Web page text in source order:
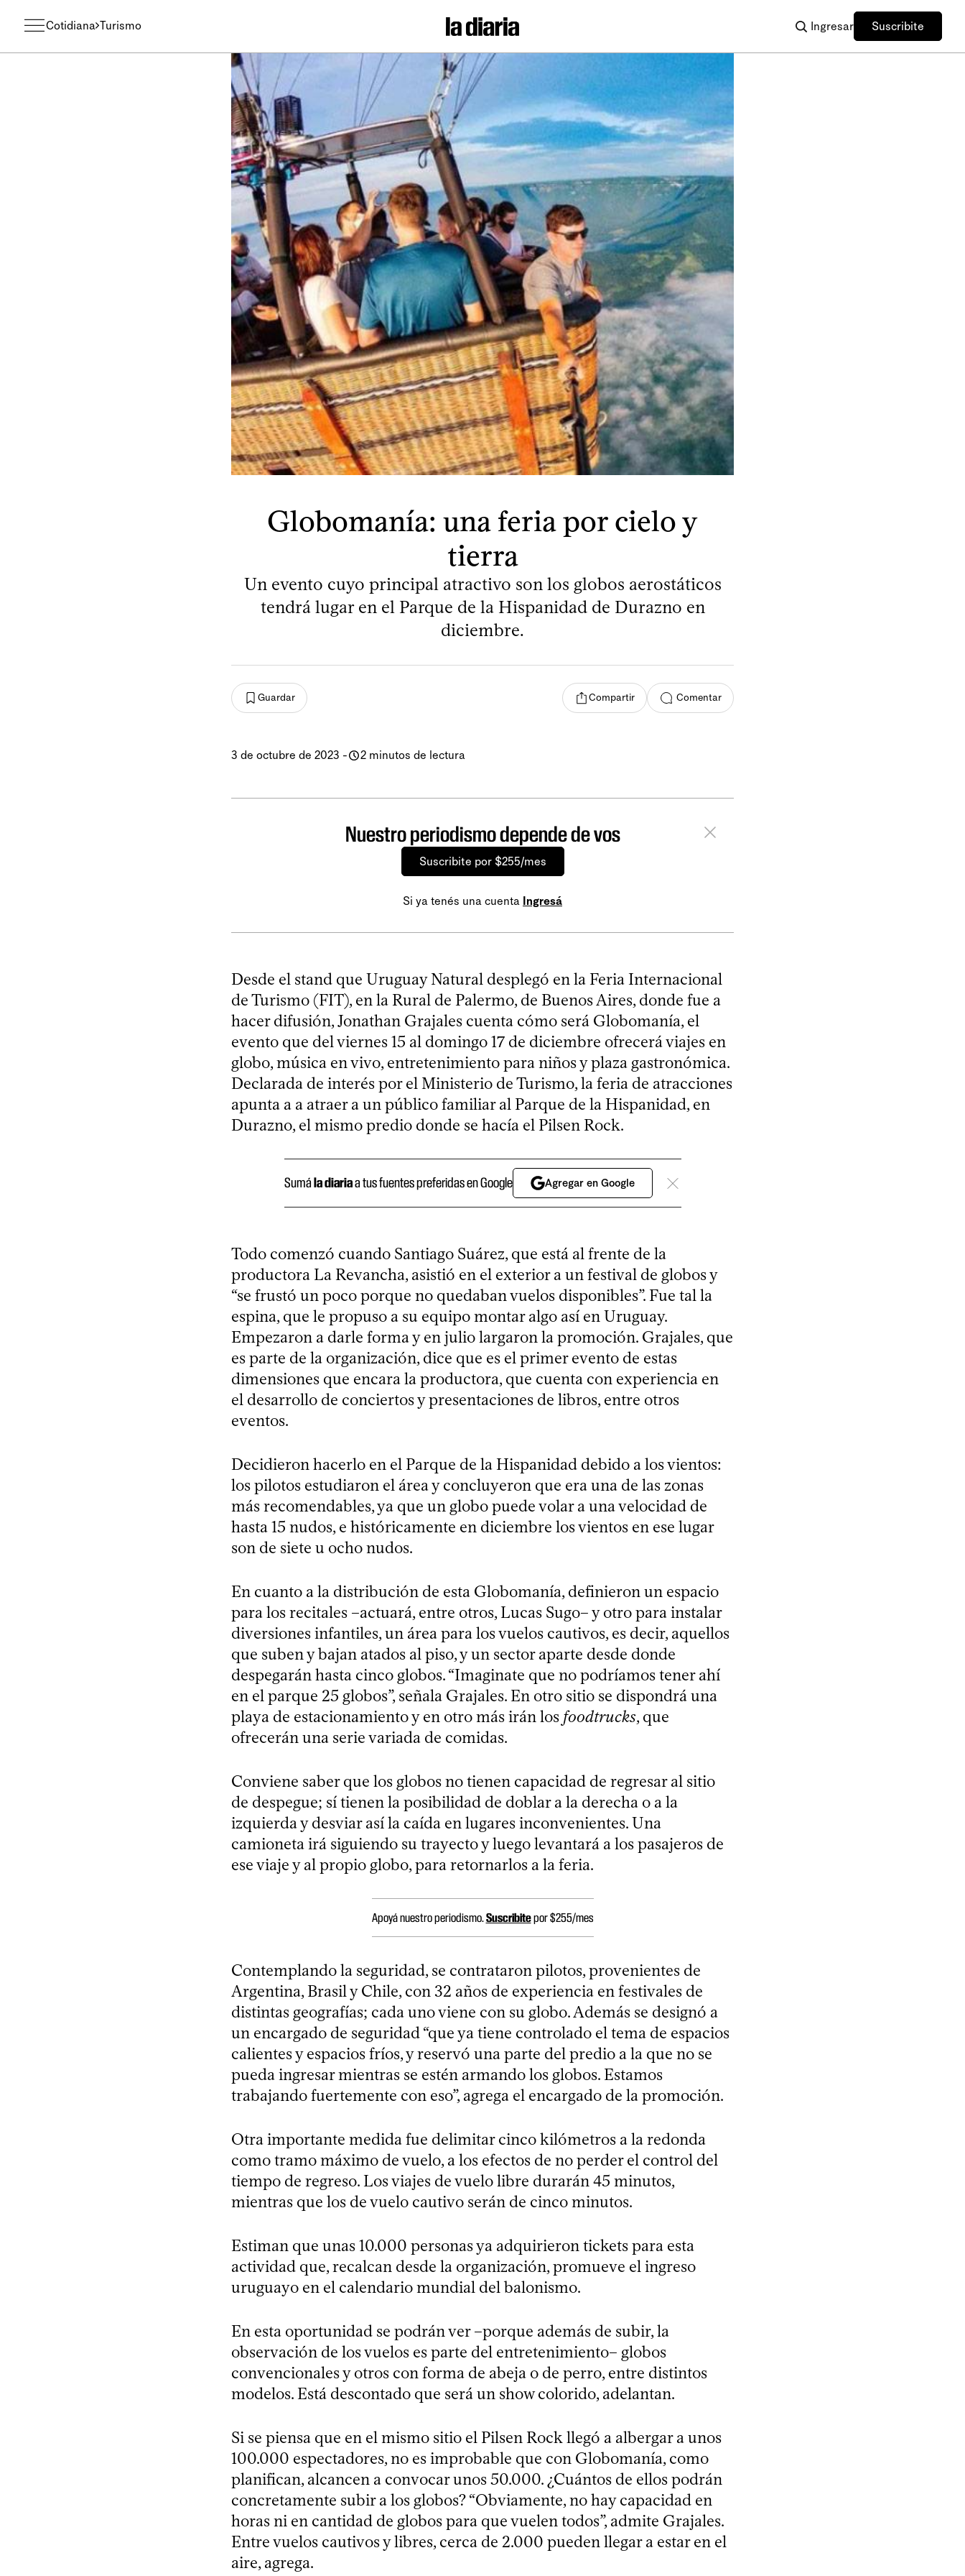
Cotidiana Turismo Ingresar Suscribite
Globomanía: una feria por cielo y
tierra
Un evento cuyo principal atractivo son los globos aerostáticos
tendrá lugar en el Parque de la Hispanidad de Durazno en
diciembre.
Guardar Compartir Comentar
3 de octubre de 2023 - 2 minutos de lectura
Nuestro periodismo depende de vos
Suscribite por $255/mes
Si ya tenés una cuenta Ingresá
Desde el stand que Uruguay Natural desplegó en la Feria Internacional
de Turismo (FIT), en la Rural de Palermo, de Buenos Aires, donde fue a
hacer difusión, Jonathan Grajales cuenta cómo será Globomanía, el
evento que del viernes 15 al domingo 17 de diciembre ofrecerá viajes en
globo, música en vivo, entretenimiento para niños y plaza gastronómica.
Declarada de interés por el Ministerio de Turismo, la feria de atracciones
apunta a a atraer a un público familiar al Parque de la Hispanidad, en
Durazno, el mismo predio donde se hacía el Pilsen Rock.
Sumála diariaa tus fuentes preferidas en Google Agregar en Google
Todo comenzó cuando Santiago Suárez, que está al frente de la
productora La Revancha, asistió en el exterior a un festival de globos y
“se frustó un poco porque no quedaban vuelos disponibles”. Fue tal la
espina, que le propuso a su equipo montar algo así en Uruguay.
Empezaron a darle forma y en julio largaron la promoción. Grajales, que
es parte de la organización, dice que es el primer evento de estas
dimensiones que encara la productora, que cuenta con experiencia en
el desarrollo de conciertos y presentaciones de libros, entre otros
eventos.
Decidieron hacerlo en el Parque de la Hispanidad debido a los vientos:
los pilotos estudiaron el área y concluyeron que era una de las zonas
más recomendables, ya que un globo puede volar a una velocidad de
hasta 15 nudos, e históricamente en diciembre los vientos en ese lugar
son de siete u ocho nudos.
En cuanto a la distribución de esta Globomanía, definieron un espacio
para los recitales –actuará, entre otros, Lucas Sugo– y otro para instalar
diversiones infantiles, un área para los vuelos cautivos, es decir, aquellos
que suben y bajan atados al piso, y un sector aparte desde donde
despegarán hasta cinco globos. “Imaginate que no podríamos tener ahí
en el parque 25 globos”, señala Grajales. En otro sitio se dispondrá una
playa de estacionamiento y en otro más irán los foodtrucks, que
ofrecerán una serie variada de comidas.
Conviene saber que los globos no tienen capacidad de regresar al sitio
de despegue; sí tienen la posibilidad de doblar a la derecha o a la
izquierda y desviar así la caída en lugares inconvenientes. Una
camioneta irá siguiendo su trayecto y luego levantará a los pasajeros de
ese viaje y al propio globo, para retornarlos a la feria.
Apoyá nuestro periodismo.Suscribitepor $255/mes
Contemplando la seguridad, se contrataron pilotos, provenientes de
Argentina, Brasil y Chile, con 32 años de experiencia en festivales de
distintas geografías; cada uno viene con su globo. Además se designó a
un encargado de seguridad “que ya tiene controlado el tema de espacios
calientes y espacios fríos, y reservó una parte del predio a la que no se
pueda ingresar mientras se estén armando los globos. Estamos
trabajando fuertemente con eso”, agrega el encargado de la promoción.
Otra importante medida fue delimitar cinco kilómetros a la redonda
como tramo máximo de vuelo, a los efectos de no perder el control del
tiempo de regreso. Los viajes de vuelo libre durarán 45 minutos,
mientras que los de vuelo cautivo serán de cinco minutos.
Estiman que unas 10.000 personas ya adquirieron tickets para esta
actividad que, recalcan desde la organización, promueve el ingreso
uruguayo en el calendario mundial del balonismo.
En esta oportunidad se podrán ver –porque además de subir, la
observación de los vuelos es parte del entretenimiento– globos
convencionales y otros con forma de abeja o de perro, entre distintos
modelos. Está descontado que será un show colorido, adelantan.
Si se piensa que en el mismo sitio el Pilsen Rock llegó a albergar a unos
100.000 espectadores, no es improbable que con Globomanía, como
planifican, alcancen a convocar unos 50.000. ¿Cuántos de ellos podrán
concretamente subir a los globos? “Obviamente, no hay capacidad en
horas ni en cantidad de globos para que vuelen todos”, admite Grajales.
Entre vuelos cautivos y libres, cerca de 2.000 pueden llegar a estar en el
aire, agrega.